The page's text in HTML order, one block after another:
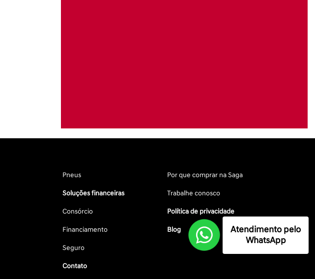
Pneus
Soluções financeiras
Consórcio
Financiamento
Seguro
Contato
Por que comprar na Saga
Trabalhe conosco
Política de privacidade
Blog
Atendimento pelo
WhatsApp